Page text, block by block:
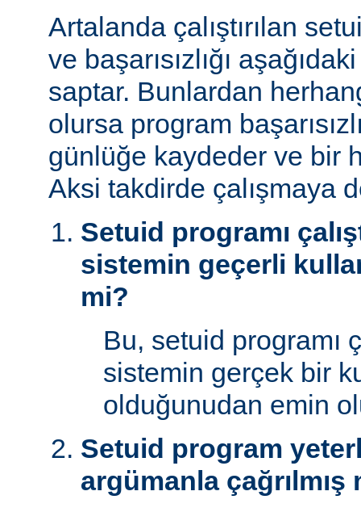
Artalanda çalıştırılan
ve başarısızlığı
saptar. Bunlardan
olursa program
günlüğe kaydeder ve bir
Aksi takdirde çalışmaya
Setuid programı
sistemin geçerli
mi?
Bu, setuid programı
sistemin gerçek bir
olduğunudan emin
Setuid program
argümanla çağrılmış